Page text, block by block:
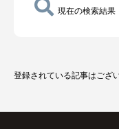
現在の検索結果
登録されている記事はござ